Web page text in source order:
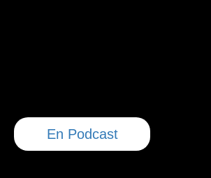
En Podcast